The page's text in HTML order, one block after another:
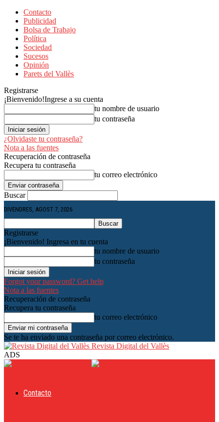
Contacto
Publicidad
Bolsa de Trabajo
Política
Sociedad
Sucesos
Opinión
Parets del Vallès
Registrarse
¡Bienvenido!Ingrese a su cuenta
tu nombre de usuario
tu contraseña
¿Olvidaste tu contraseña?
Nota a las fuentes
Recuperación de contraseña
Recupera tu contraseña
tu correo electrónico
Buscar
DIVENDRES, AGOST 7, 2026
Registrarse
¡Bienvenido! Ingresa en tu cuenta
tu nombre de usuario
tu contraseña
Forgot your password? Get help
Nota a las fuentes
Recuperación de contraseña
Recupera tu contraseña
tu correo electrónico
Se te ha enviado una contraseña por correo electrónico.
Revista Digital del Vallès
ADS
Contacto